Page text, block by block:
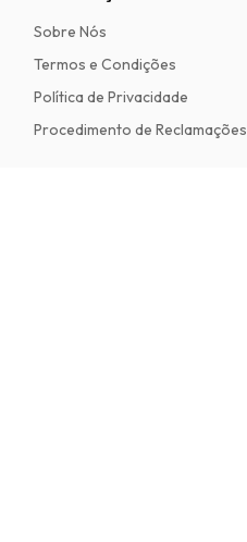
Sobre Nós
Termos e Condições
Política de Privacidade
Procedimento de Reclamações